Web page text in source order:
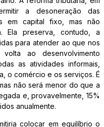
a desoneração das
em capital fixo, mas não
Ela preserva, contudo, a
para atender ao que nos
ao desenvolvimento
as atividades informais,
o comércio e os serviços. É
não será menor do que a
e, provavelmente, 15%
anualmente.
colocar em equilíbrio o